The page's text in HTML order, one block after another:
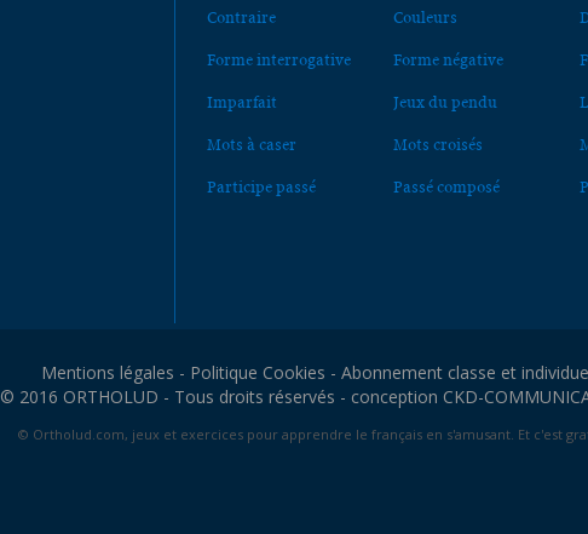
Contraire Couleurs
Forme interrogative Forme négative
Imparfait Jeux du pendu
Mots à caser Mots croisés
Participe passé Passé composé
Mentions légales - Politique Cookies - Abonnement classe et
© 2016 ORTHOLUD - Tous droits réservés - conception CKD-
© Ortholud.com, jeux et exercices pour apprendre le français en s'amusant. Et c'est